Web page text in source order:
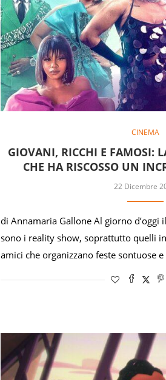
CINEMA
GIOVANI, RICCHI E FAMOSI:
CHE HA RISCOSSO UN
22 Dicembre
di Annamaria Gallone Al giorno
sono i reality show, soprattutto quelli
amici che organizzano feste sontuose